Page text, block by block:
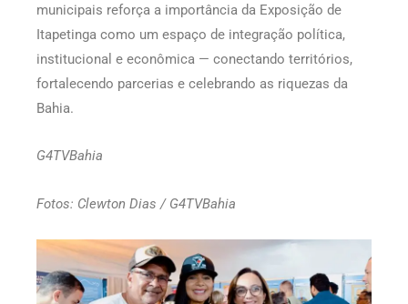
municipais reforça a importância da Exposição de
Itapetinga como um espaço de integração política,
institucional e econômica — conectando territórios,
fortalecendo parcerias e celebrando as riquezas da
Bahia.
G4TVBahia
Fotos: Clewton Dias / G4TVBahia